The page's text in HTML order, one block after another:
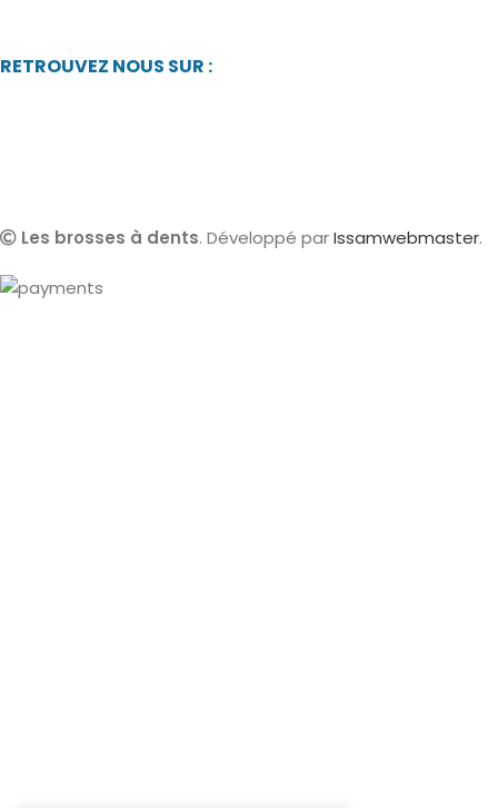
RETROUVEZ NOUS SUR :
Les brosses à dents. Développé parIssamwebmaster.